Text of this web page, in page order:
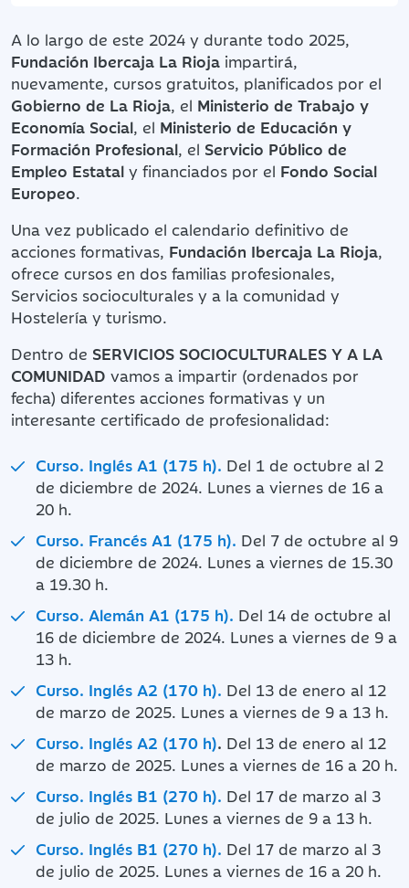
A lo largo de este 2024 y durante todo 2025,
Fundación Ibercaja La Rioja impartirá,
nuevamente, cursos gratuitos, planificados por el
Gobierno de La Rioja, el Ministerio de Trabajo y
Economía Social, el Ministerio de Educación y
Formación Profesional, el Servicio Público de
Empleo Estatal y financiados por el Fondo Social
Europeo.
Una vez publicado el calendario definitivo de
acciones formativas, Fundación Ibercaja La Rioja,
ofrece cursos en dos familias profesionales,
Servicios socioculturales y a la comunidad y
Hostelería y turismo.
Dentro de SERVICIOS SOCIOCULTURALES Y A LA
COMUNIDAD vamos a impartir (ordenados por
fecha) diferentes acciones formativas y un
interesante certificado de profesionalidad:
Curso. Inglés A1 (175 h). Del 1 de octubre al 2
de diciembre de 2024. Lunes a viernes de 16 a
20 h.
Curso. Francés A1 (175 h). Del 7 de octubre al 9
de diciembre de 2024. Lunes a viernes de 15.30
a 19.30 h.
Curso. Alemán A1 (175 h). Del 14 de octubre al
16 de diciembre de 2024. Lunes a viernes de 9 a
13 h.
Curso. Inglés A2 (170 h). Del 13 de enero al 12
de marzo de 2025. Lunes a viernes de 9 a 13 h.
Curso. Inglés A2 (170 h). Del 13 de enero al 12
de marzo de 2025. Lunes a viernes de 16 a 20 h.
Curso. Inglés B1 (270 h). Del 17 de marzo al 3
de julio de 2025. Lunes a viernes de 9 a 13 h.
Curso. Inglés B1 (270 h). Del 17 de marzo al 3
de julio de 2025. Lunes a viernes de 16 a 20 h.